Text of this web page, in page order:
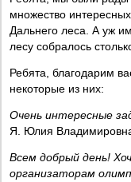
множество
Дальнего леса. А уж
лесу собралось
Ребята, благодарим
некоторые из них:
Очень интересные
Я. Юлия
Всем добрый день!
организаторам